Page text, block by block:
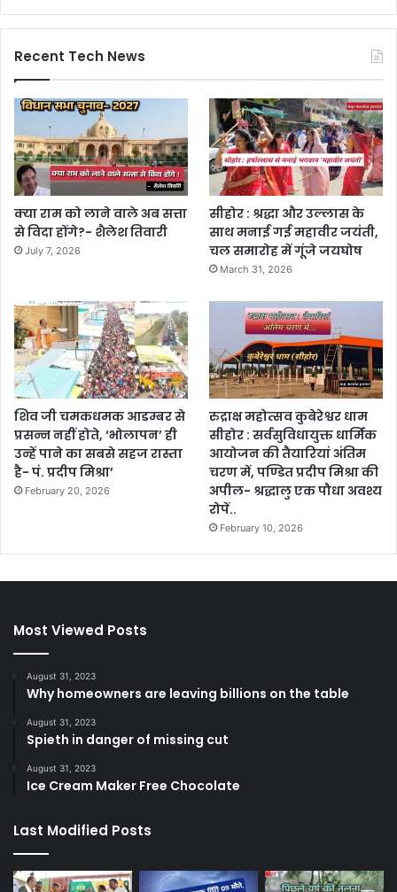
Recent Tech News
क्या राम को लाने वाले अब सत्ता
से विदा होंगे?- शैलेश तिवारी
July 7, 2026
सीहोर : श्रद्धा और उल्लास के
साथ मनाई गई महावीर जयंती,
चल समारोह में गूंजे जयघोष
March 31, 2026
शिव जी चमकधमक आडम्बर से
प्रसन्न नहीं होते, ‘भोलापन’ ही
उन्हें पाने का सबसे सहज रास्ता
है- पं. प्रदीप मिश्रा’
February 20, 2026
रुद्राक्ष महोत्सव कुबेरेश्वर धाम
सीहोर : सर्वसुविधायुक्त धार्मिक
आयोजन की तैयारियां अंतिम
चरण में, पण्डित प्रदीप मिश्रा की
अपील- श्रद्धालु एक पौधा अवश्य
रोपें..
February 10, 2026
Most Viewed Posts
August 31, 2023
Why homeowners are leaving billions on the table
August 31, 2023
Spieth in danger of missing cut
August 31, 2023
Ice Cream Maker Free Chocolate
Last Modified Posts